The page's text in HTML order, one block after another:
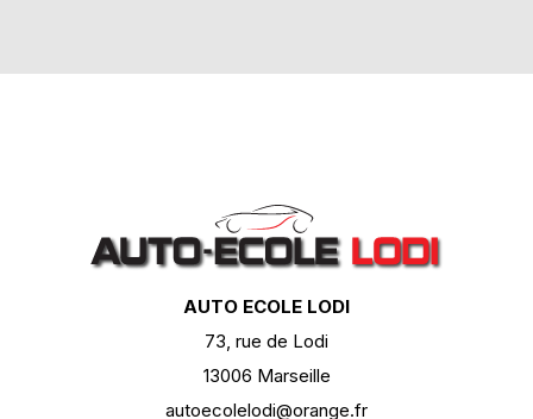
AUTO ECOLE LODI
73, rue de Lodi
13006 Marseille
autoecolelodi@orange.fr